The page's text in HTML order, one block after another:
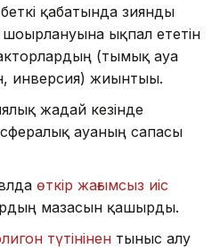
қабатында зиянды
ықпал ететін
(тымық ауа
инверсия) жиынтығы.
жағдай кезінде
ауаның сапасы
өткір жағымсыз иіс
мазасын қашырды.
түтінінен тыныс алу